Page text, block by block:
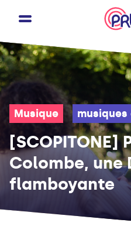
Musique musiques
[SCOPITONE]
Colombe, une
flamboyante